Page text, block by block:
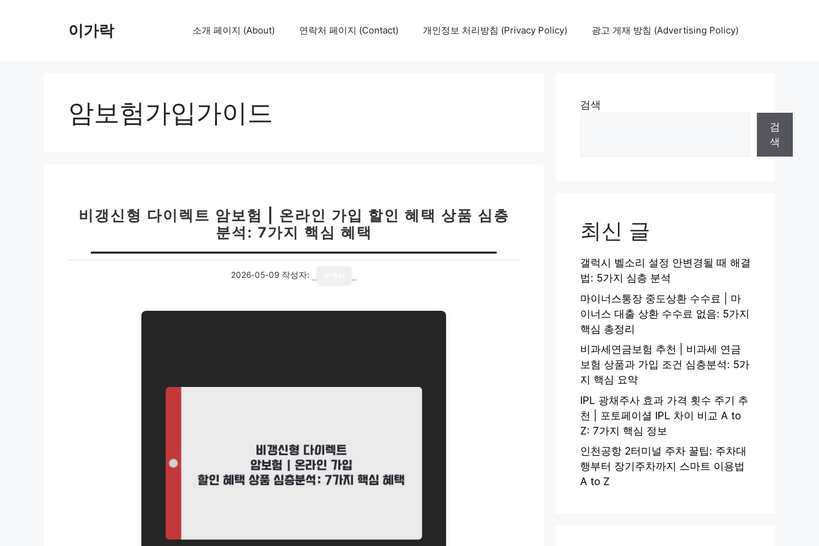
이가락 소개 페이지 (About) 연락처 페이지 (Contact) 개인정보 처리방침 (Privacy Policy) 광고 게재 방침 (Advertising Policy)
암보험가입가이드
비갱신형 다이렉트 암보험 | 온라인 가입 할인 혜택 상품 심층
분석: 7가지 핵심 혜택
2026-05-09 작성자:
검색
검
색
최신 글
갤럭시 벨소리 설정 안변경될 때 해결
법: 5가지 심층 분석
마이너스통장 중도상환 수수료 | 마
이너스 대출 상환 수수료 없음: 5가지
핵심 총정리
비과세연금보험 추천 | 비과세 연금
보험 상품과 가입 조건 심층분석: 5가
지 핵심 요약
IPL 광채주사 효과 가격 횟수 주기 추
천 | 포토페이셜 IPL 차이 비교 A to
Z: 7가지 핵심 정보
인천공항 2터미널 주차 꿀팁: 주차대
행부터 장기주차까지 스마트 이용법
A to Z